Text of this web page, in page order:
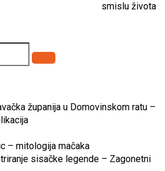
smislu života
Pretraži
županija u Domovinskom ratu –
– mitologija mačaka
sisačke legende – Zagonetni